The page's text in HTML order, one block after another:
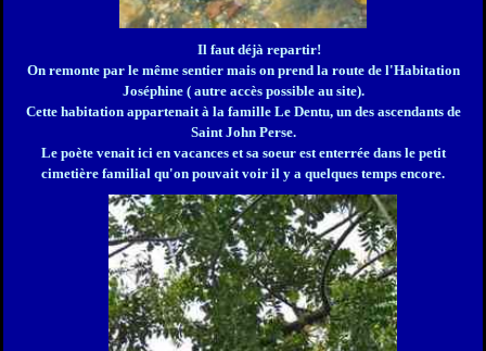
Il faut déjà repartir!
On remonte par le même sentier mais on prend la route de l'Habitation
Joséphine ( autre accès possible au site).
Cette habitation appartenait à la famille Le Dentu, un des ascendants de
Saint John Perse.
Le poète venait ici en vacances et sa soeur est enterrée dans le petit
cimetière familial qu'on pouvait voir il y a quelques temps encore.